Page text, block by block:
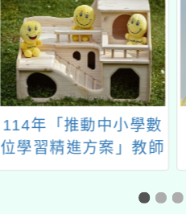
114年「推動中小學數
位學習精進方案」教師
增能研習(10月場)